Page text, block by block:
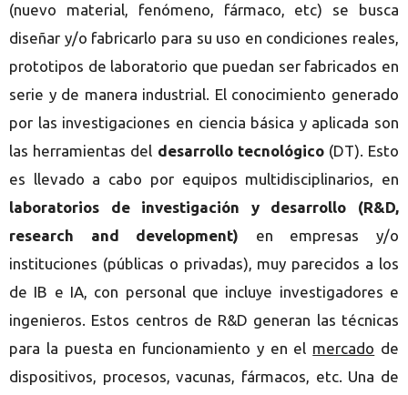
(nuevo material, fenómeno, fármaco, etc) se busca
diseñar y/o fabricarlo para su uso en condiciones reales,
prototipos de laboratorio que puedan ser fabricados en
serie y de manera industrial. El conocimiento generado
por las investigaciones en ciencia básica y aplicada son
las herramientas del desarrollo tecnológico(DT). Esto
es llevado a cabo por equipos multidisciplinarios, en
laboratorios de investigación y desarrollo (R&D,
research and development) en empresas y/o
instituciones (públicas o privadas), muy parecidos a los
de IB e IA, con personal que incluye investigadores e
ingenieros. Estos centros de R&D generan las técnicas
para la puesta en funcionamiento y en el mercado de
dispositivos, procesos, vacunas, fármacos, etc. Una de